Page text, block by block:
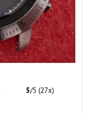
5/5 (27x)